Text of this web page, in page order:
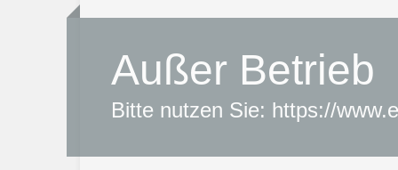
Außer Betrieb
Bitte nutzen Sie: https://